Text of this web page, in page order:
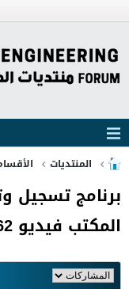
المنتديات
برنامج
المكتب فيديو Bandicam 4.1.0.1362